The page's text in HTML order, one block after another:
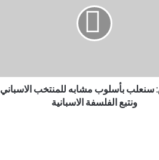
بأسلوب مشابه للمنتخب الاسباني
ونتبع الفلسفة الاسبانية